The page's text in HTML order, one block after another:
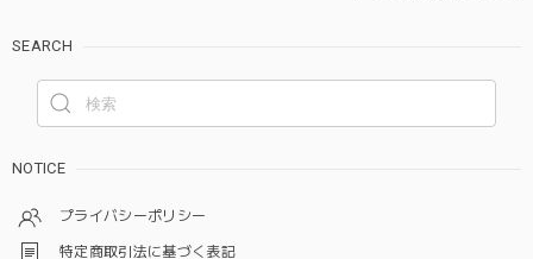
SEARCH
NOTICE
プライバシーポリシー
特定商取引法に基づく表記